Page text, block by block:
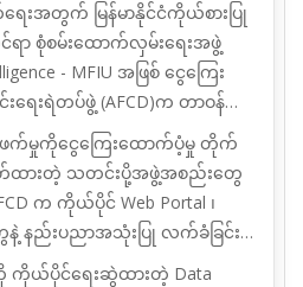
ရေးအတွက် မြန်မာနိုင်ငံကိုယ်စားပြု
ရာ စုံစမ်းထောက်လှမ်းရေးအဖွဲ့
- MFIU အဖြစ် ငွေကြေး
းရေးရဲတပ်ဖွဲ့ (AFCD)က တာဝန်
းဖက်မှုကိုငွေကြေးထောက်ပံ့မှု တိုက်
ားတဲ့ သတင်းပို့အဖွဲ့အစည်းတွေ
က ကိုယ်ပိုင် Web Portal ၊
နဲ့ နည်းပညာအသုံးပြု လက်ခံခြင်း
ယ်ပိုင်ရေးဆွဲထားတဲ့ Data